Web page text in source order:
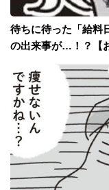
待ちに待った「給料
の出来事が…！？【